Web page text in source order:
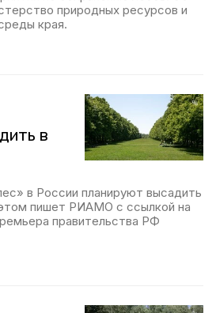
природных ресурсов и
края.
в
в России планируют высадить
пишет РИАМО с ссылкой на
правительства РФ